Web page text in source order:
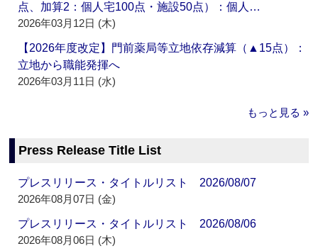
点、加算2：個人宅100点・施設50点）：個人…
2026年03月12日 (木)
【2026年度改定】門前薬局等立地依存減算（▲15点）：
立地から職能発揮へ
2026年03月11日 (水)
もっと見る »
Press Release Title List
プレスリリース・タイトルリスト 2026/08/07
2026年08月07日 (金)
プレスリリース・タイトルリスト 2026/08/06
2026年08月06日 (木)